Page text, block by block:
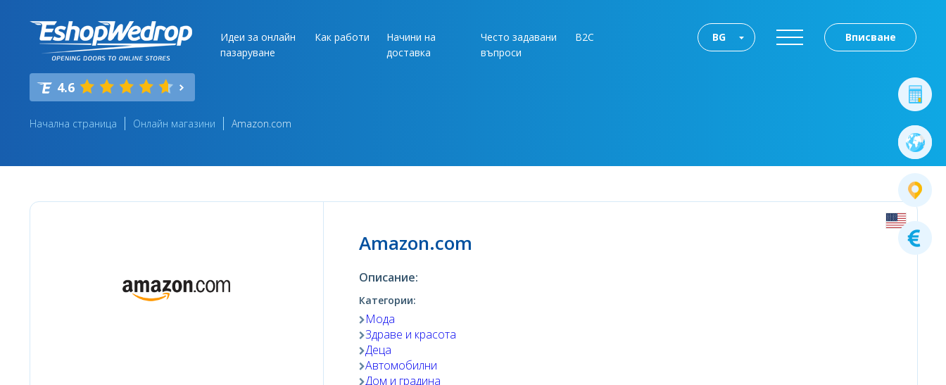
Идеи за онлайн
пазаруване
Как работи
Начини на
доставка
Често задавани
въпроси
B2C Вписване
BG
4.6
Начална страница Онлайн магазини Amazon.com
Amazon.com
Описание:
Категории:
Мода
Здраве и красота
Деца
Автомобилни
Дом и градина